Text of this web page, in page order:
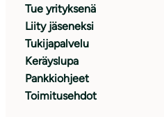
Tue yrityksenä
Liity jäseneksi
Tukijapalvelu
Keräyslupa
Pankkiohjeet
Toimitusehdot